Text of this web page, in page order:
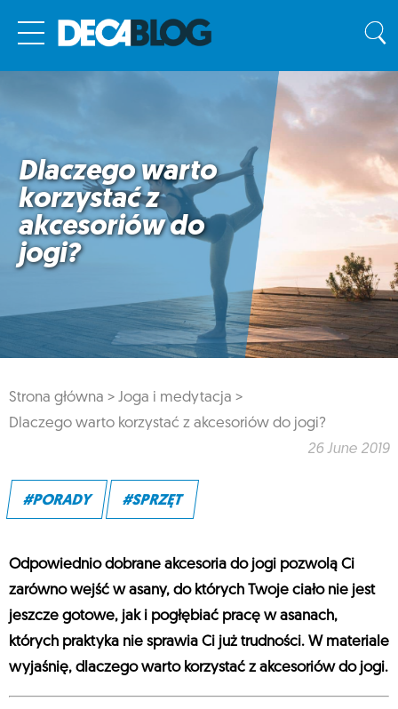
Dlaczego warto
korzystać z
akcesoriów do
jogi?
Strona główna > Joga i medytacja >
Dlaczego warto korzystać z akcesoriów do jogi?
26 June 2019
#PORADY #SPRZĘT
Odpowiednio dobrane akcesoria do jogi pozwolą Ci
zarówno wejść w asany, do których Twoje ciało nie jest
jeszcze gotowe, jak i pogłębiać pracę w asanach,
których praktyka nie sprawia Ci już trudności. W materiale
wyjaśnię, dlaczego warto korzystać z akcesoriów do jogi.